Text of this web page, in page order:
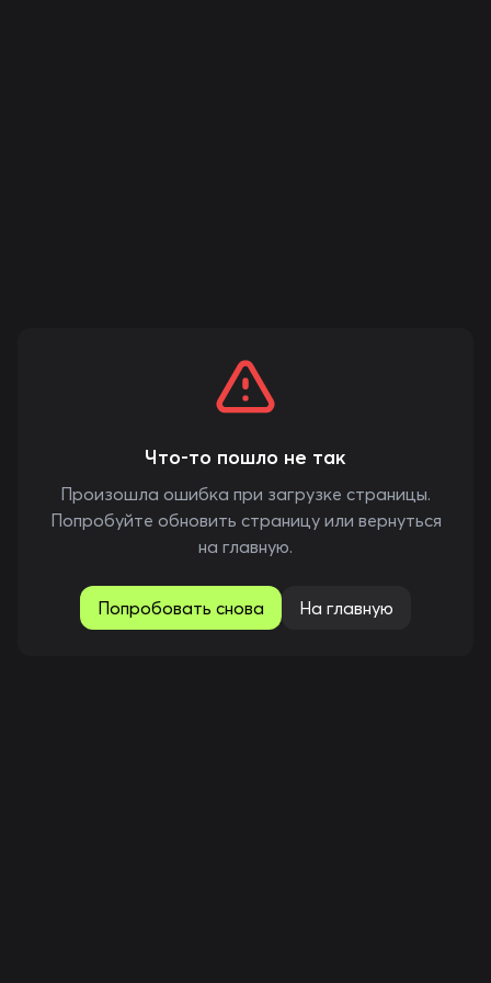
Что-то пошло не так
Произошла ошибка при загрузке страницы.
Попробуйте обновить страницу или вернуться
на главную.
Попробовать снова На главную